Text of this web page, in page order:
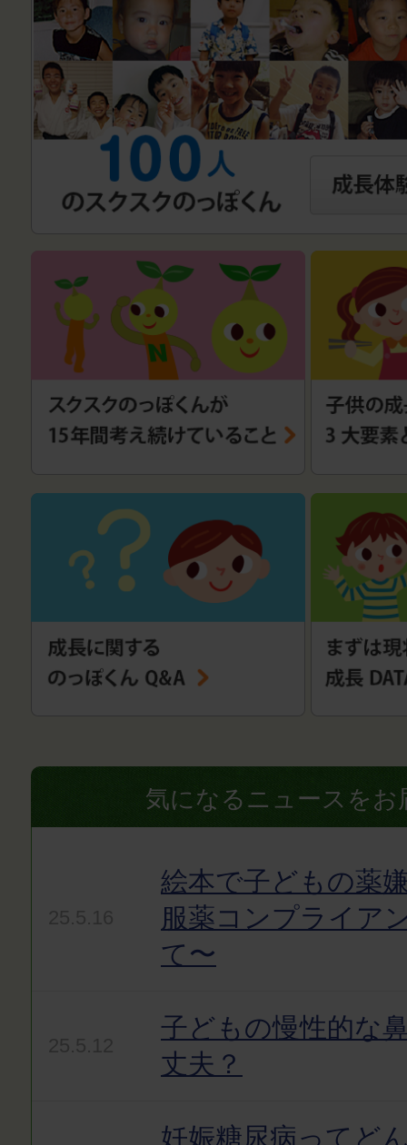
気になるニュースをお
絵本で子どもの薬
服薬コンプライア
て〜
子どもの慢性的な
丈夫？
妊娠糖尿病ってど